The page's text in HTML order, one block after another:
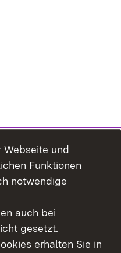
Webseite und
Funktionen
notwendige
auch bei
gesetzt.
erhalten Sie in